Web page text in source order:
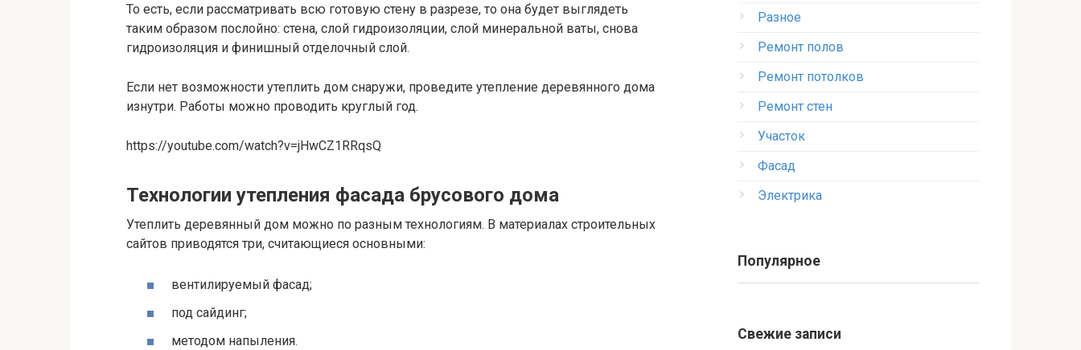
То есть, если рассматривать всю готовую стену в разрезе, то она будет выглядеть
таким образом послойно: стена, слой гидроизоляции, слой минеральной ваты, снова
гидроизоляция и финишный отделочный слой.
Если нет возможности утеплить дом снаружи, проведите утепление деревянного дома
изнутри. Работы можно проводить круглый год.
https://youtube.com/watch?v=jHwCZ1RRqsQ
Технологии утепления фасада брусового дома
Утеплить деревянный дом можно по разным технологиям. В материалах строительных
сайтов приводятся три, считающиеся основными:
вентилируемый фасад;
под сайдинг;
методом напыления.
Разное
Ремонт полов
Ремонт потолков
Ремонт стен
Участок
Фасад
Электрика
Популярное
Свежие записи